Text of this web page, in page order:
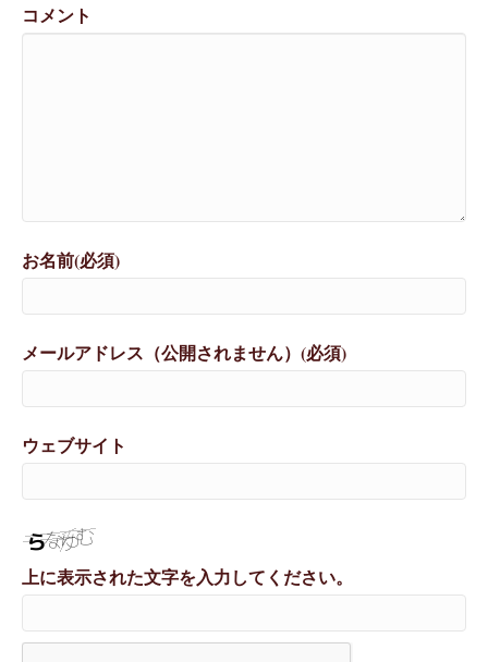
コメント
お名前(必須)
メールアドレス（公開されません）(必須)
ウェブサイト
上に表示された文字を入力してください。